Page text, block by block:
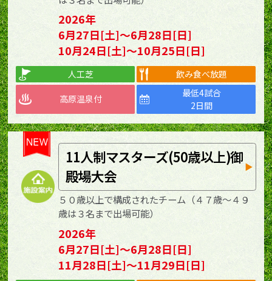
2026年
6月27日[土]～6月28日[日]
10月24日[土]～10月25日[日]
人工芝 飲み食べ放題
高原温泉付
最低4試合
2日間
11人制マスターズ(50歳以上)御
殿場大会
５０歳以上で構成されたチーム（４７歳～４９
歳は３名まで出場可能）
2026年
6月27日[土]～6月28日[日]
11月28日[土]～11月29日[日]